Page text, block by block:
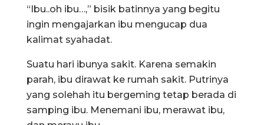
“Ibu..oh ibu…,” bisik batinnya yang begitu
ingin mengajarkan ibu mengucap dua
kalimat syahadat.
Suatu hari ibunya sakit. Karena semakin
parah, ibu dirawat ke rumah sakit. Putrinya
yang solehah itu bergeming tetap berada di
samping ibu. Menemani ibu, merawat ibu,